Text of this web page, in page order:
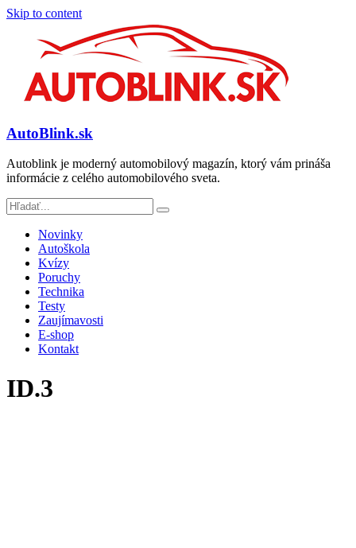
Skip to content
AutoBlink.sk
Autoblink je moderný automobilový magazín, ktorý vám prináša
informácie z celého automobilového sveta.
Novinky
Autoškola
Kvízy
Poruchy
Technika
Testy
Zaujímavosti
E-shop
Kontakt
ID.3